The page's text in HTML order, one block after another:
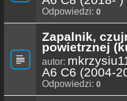
Odpowiedzi: 0
Zapalnik,
powietrznej
autor:
A6 C6 (2004-
Odpowiedzi: 0